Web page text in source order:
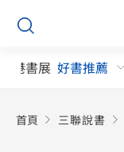
Skip
content
香港書展 好書推薦
首頁 三聯說書